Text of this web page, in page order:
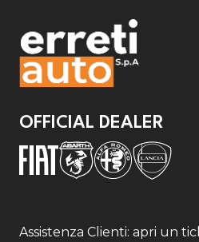
OFFICIAL DEALER
Assistenza Clienti: apri un